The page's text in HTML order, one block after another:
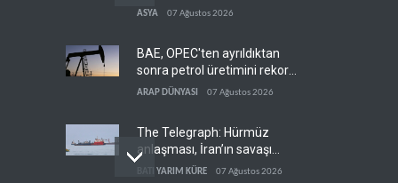
ASYA 07 Ağustos 2026
BAE, OPEC'ten ayrıldıktan
sonra petrol üretimini rekor
düzeye çıkardı
ARAP DÜNYASI 07 Ağustos 2026
The Telegraph: Hürmüz
anlaşması, İran’ın savaşı
kazandığını gösteriyor
BATI YARIM KÜRE 07 Ağustos 2026